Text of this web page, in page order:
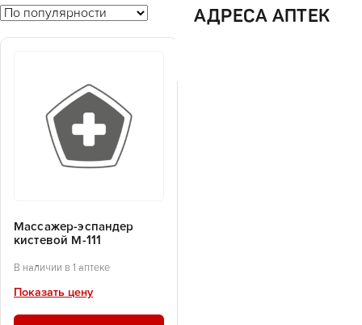
АДРЕСА АПТЕК
Массажер-эспандер
кистевой М-111
В наличии в 1 аптеке
Показать цену